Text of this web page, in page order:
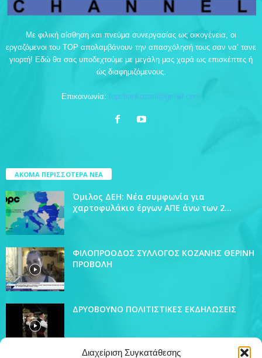
Διαχείριση Συγκατάθεσης
Με φιλική αίσθηση και πνεύμα συνεργασίας ως οικογένεια, οι
εργαζόμενοι του TOP απολαμβάνουν την απασχόλησή τους σαν να’ τανε
γιορτή! Εδώ θα σας υποδεχτούμε με μεγάλη μας χαρά ως επισκέπτες ή
ώς διαφημιζόμενους.
Επικοινωνία: topchankozani@gmail.com
ΑΚΟΜΑ ΠΕΡΙΣΣΟΤΕΡΑ ΝΕΑ
Όμιλος ΔΕΗ: Νέα συμφωνία για
χαρτοφυλάκιο έργων ΑΠΕ άνω των 2...
ΦΙΛΟΠΡΟΟΔΟΣ ΣΥΛΛΟΓΟΣ ΚΟΖΑΝΗΣ ΘΕΡΙΝΗ
ΠΡΟΒΟΛΗ
ΔΡΥΟΒΟΥΝΟ ΠΟΛΙΤΙΣΤΙΚΕΣ ΕΚΔΗΛΩΣΕΙΣ